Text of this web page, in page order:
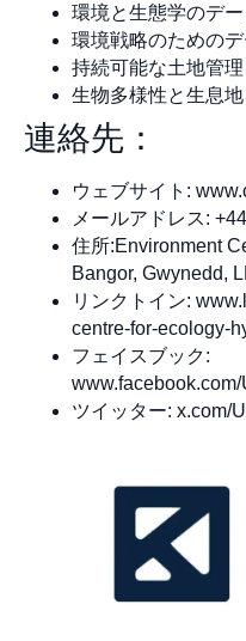
環境と生態学のデ
環境戦略のための
持続可能な土地管
生物多様性と生息
連絡先：
ウェブサイト:
メールアドレス:
住所:Environment
Bangor, Gwynedd,
リンクトイン:
centre-for-ecology-
フェイスブック:
ツイッター: x.com/